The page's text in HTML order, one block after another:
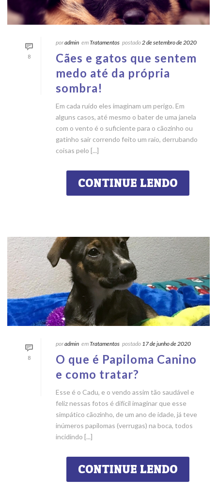
8
poradmin emTratamentos postado 2 de setembro de 2020
Cães e gatos que sentem
medo até da própria
sombra!
Em cada ruído eles imaginam um perigo. Em
alguns casos, até mesmo o bater de uma janela
com o vento é o suficiente para o cãozinho ou
gatinho sair correndo feito um raio, derrubando
coisas pelo [...]
CONTINUE LENDO
8
poradmin emTratamentos postado 17 de junho de 2020
O que é Papiloma Canino
e como tratar?
Esse é o Cadu, e o vendo assim tão saudável e
feliz nessas fotos é difícil imaginar que esse
simpático cãozinho, de um ano de idade, já teve
inúmeros papilomas (verrugas) na boca, todos
incidindo [...]
CONTINUE LENDO